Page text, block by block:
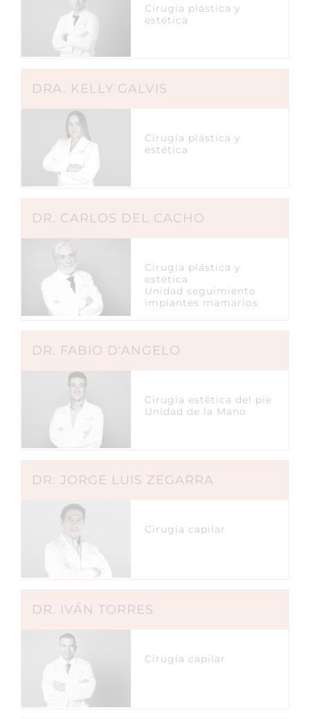
Cirugía plástica y
estética
DRA. KELLY GALVIS
Cirugía plástica y
estética
DR. CARLOS DEL CACHO
Cirugía plástica y
estética
Unidad seguimiento
implantes mamarios
DR. FABIO D'ANGELO
Cirugía estética del pie
Unidad de la Mano
DR. JORGE LUIS ZEGARRA
Cirugía capilar
DR. IVÁN TORRES
Cirugía capilar